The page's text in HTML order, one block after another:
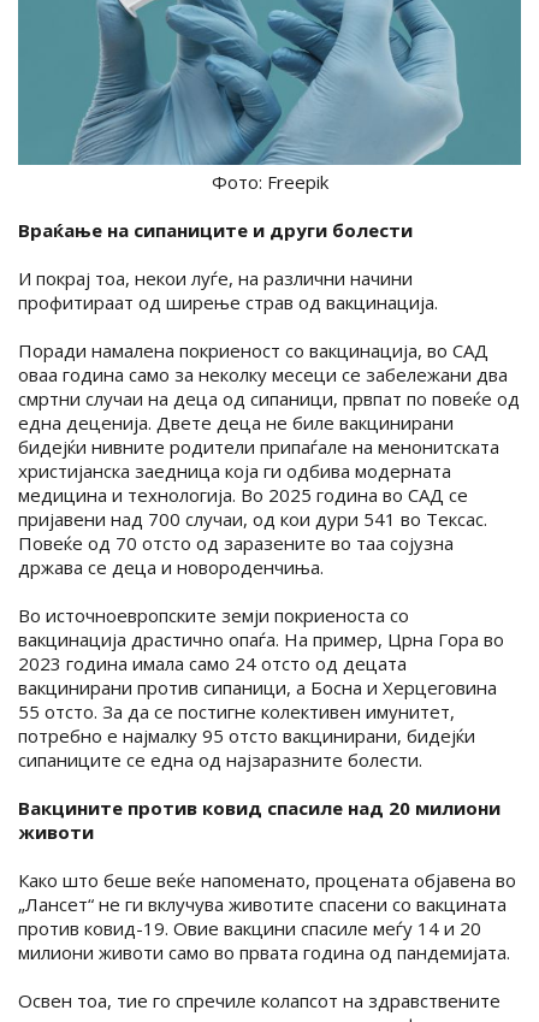
Фото: Freepik
Враќање на сипаниците и други болести
И покрај тоа, некои луѓе, на различни начини
профитираат од ширење страв од вакцинација.
Поради намалена покриеност со вакцинација, во САД
оваа година само за неколку месеци се забележани два
смртни случаи на деца од сипаници, првпат по повеќе од
една деценија. Двете деца не биле вакцинирани
бидејќи нивните родители припаѓале на менонитската
христијанска заедница која ги одбива модерната
медицина и технологија. Во 2025 година во САД се
пријавени над 700 случаи, од кои дури 541 во Тексас.
Повеќе од 70 отсто од заразените во таа сојузна
држава се деца и новороденчиња.
Во источноевропските земји покриеноста со
вакцинација драстично опаѓа. На пример, Црна Гора во
2023 година имала само 24 отсто од децата
вакцинирани против сипаници, а Босна и Херцеговина
55 отсто. За да се постигне колективен имунитет,
потребно е најмалку 95 отсто вакцинирани, бидејќи
сипаниците се една од најзаразните болести.
Вакцините против ковид спасиле над 20 милиони
животи
Како што беше веќе напоменато, процената објавена во
„Лансет“ не ги вклучува животите спасени со вакцината
против ковид-19. Овие вакцини спасиле меѓу 14 и 20
милиони животи само во првата година од пандемијата.
Освен тоа, тие го спречиле колапсот на здравствените